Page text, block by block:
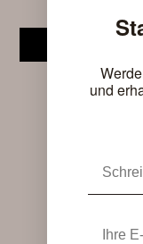
Mit
und